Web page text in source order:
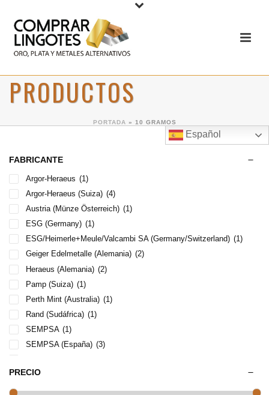
PRODUCTOS
PORTADA » 10 GRAMOS
Español
FABRICANTE
Argor-Heraeus (1)
Argor-Heraeus (Suiza) (4)
Austria (Münze Österreich) (1)
ESG (Germany) (1)
ESG/Heimerle+Meule/Valcambi SA (Germany/Switzerland) (1)
Geiger Edelmetalle (Alemania) (2)
Heraeus (Alemania) (2)
Pamp (Suiza) (1)
Perth Mint (Australia) (1)
Rand (Sudáfrica) (1)
SEMPSA (1)
SEMPSA (España) (3)
Umicore (Bélgica)
Valcambi (3)
PRECIO